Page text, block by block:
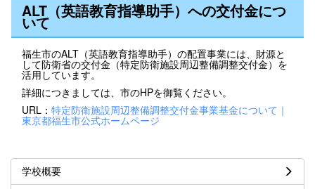
ALT（英語教育指導助手）への交付金につ
いて
福生市のALT（英語教育指導助手）の配置事業には、財源と
して防衛省の交付金（特定防衛施設周辺整備調整交付金）を
活用しています。
詳細につきましては、市のHPを御覧ください。
URL： 特定防衛施設周辺整備調整交付金事業基金について｜
東京都福生市公式ホームページ
学校概要